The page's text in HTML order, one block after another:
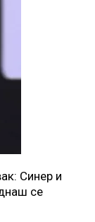
Синер и
се